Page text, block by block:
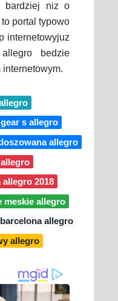
bardziej niz o
portal typowo
internetowyjuz
bedzie
s allegro
allegro
2018
meskie allegro
allegro
allegro